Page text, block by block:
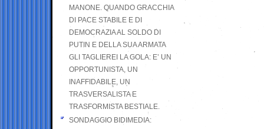
MANONE. QUANDO GRACCHIA
DI PACE STABILE E DI
DEMOCRAZIA AL SOLDO DI
PUTIN E DELLA SUA ARMATA
GLI TAGLIEREI LA GOLA: E’ UN
OPPORTUNISTA, UN
INAFFIDABILE, UN
TRASVERSALISTA E
TRASFORMISTA BESTIALE.
SONDAGGIO BIDIMEDIA: